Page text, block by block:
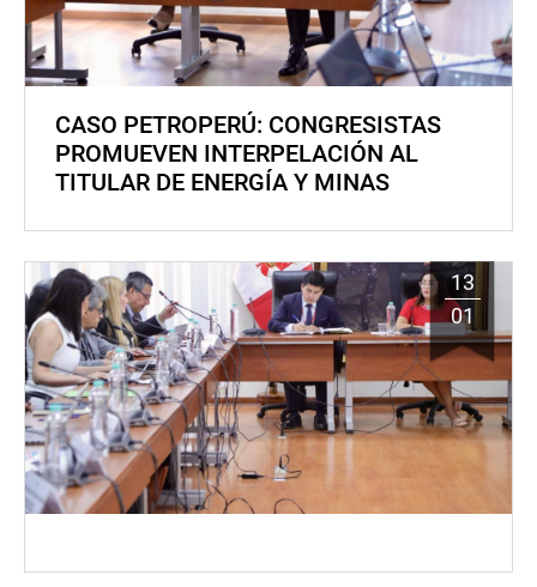
CASO PETROPERÚ: CONGRESISTAS
PROMUEVEN INTERPELACIÓN AL
TITULAR DE ENERGÍA Y MINAS
13
01